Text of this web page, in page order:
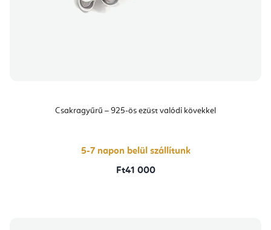
Csakragyűrű – 925-ös ezüst valódi kövekkel
5-7 napon belül szállítunk
Ft41 000